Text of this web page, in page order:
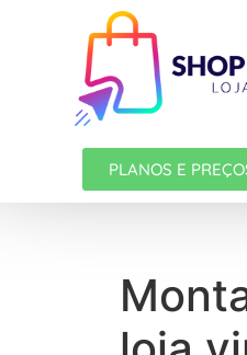
PLANOS E